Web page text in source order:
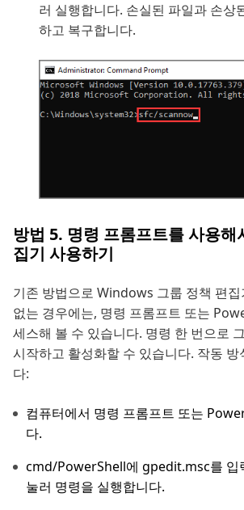
러 실행합니다. 손실된 파일과 손상
하고 복구합니다.
방법 5. 명령 프롬프트를 사용해
집기 사용하기
기존 방법으로 Windows 그룹 정책 편
없는 경우에는, 명령 프롬프트 또는
세스해 볼 수 있습니다. 명령 한 번으로
시작하고 활성화할 수 있습니다. 작동 방
다:
컴퓨터에서 명령 프롬프트 또는
다.
cmd/PowerShell에 gpedit.msc를 입
눌러 명령을 실행합니다.